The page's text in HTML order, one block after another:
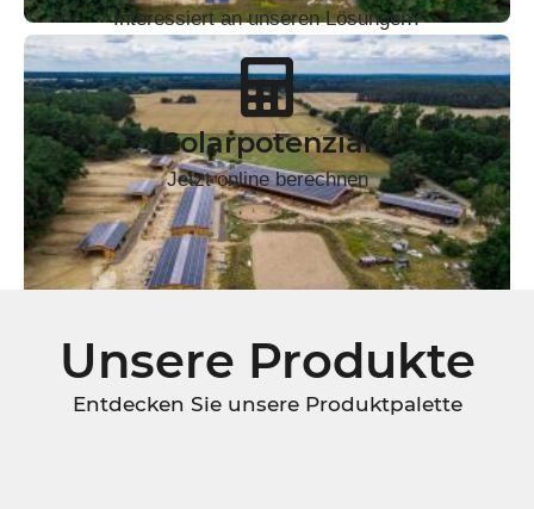
Interessiert an unseren Lösungen?
Solarpotenzial
Jetzt online berechnen
Unsere Produkte
Entdecken Sie unsere Produktpalette